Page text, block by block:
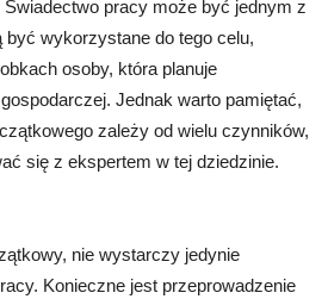
Świadectwo pracy może być jednym z
być wykorzystane do tego celu,
osoby, która planuje
Jednak warto pamiętać,
zależy od wielu czynników,
się z ekspertem w tej dziedzinie.
nie wystarczy jedynie
Konieczne jest przeprowadzenie